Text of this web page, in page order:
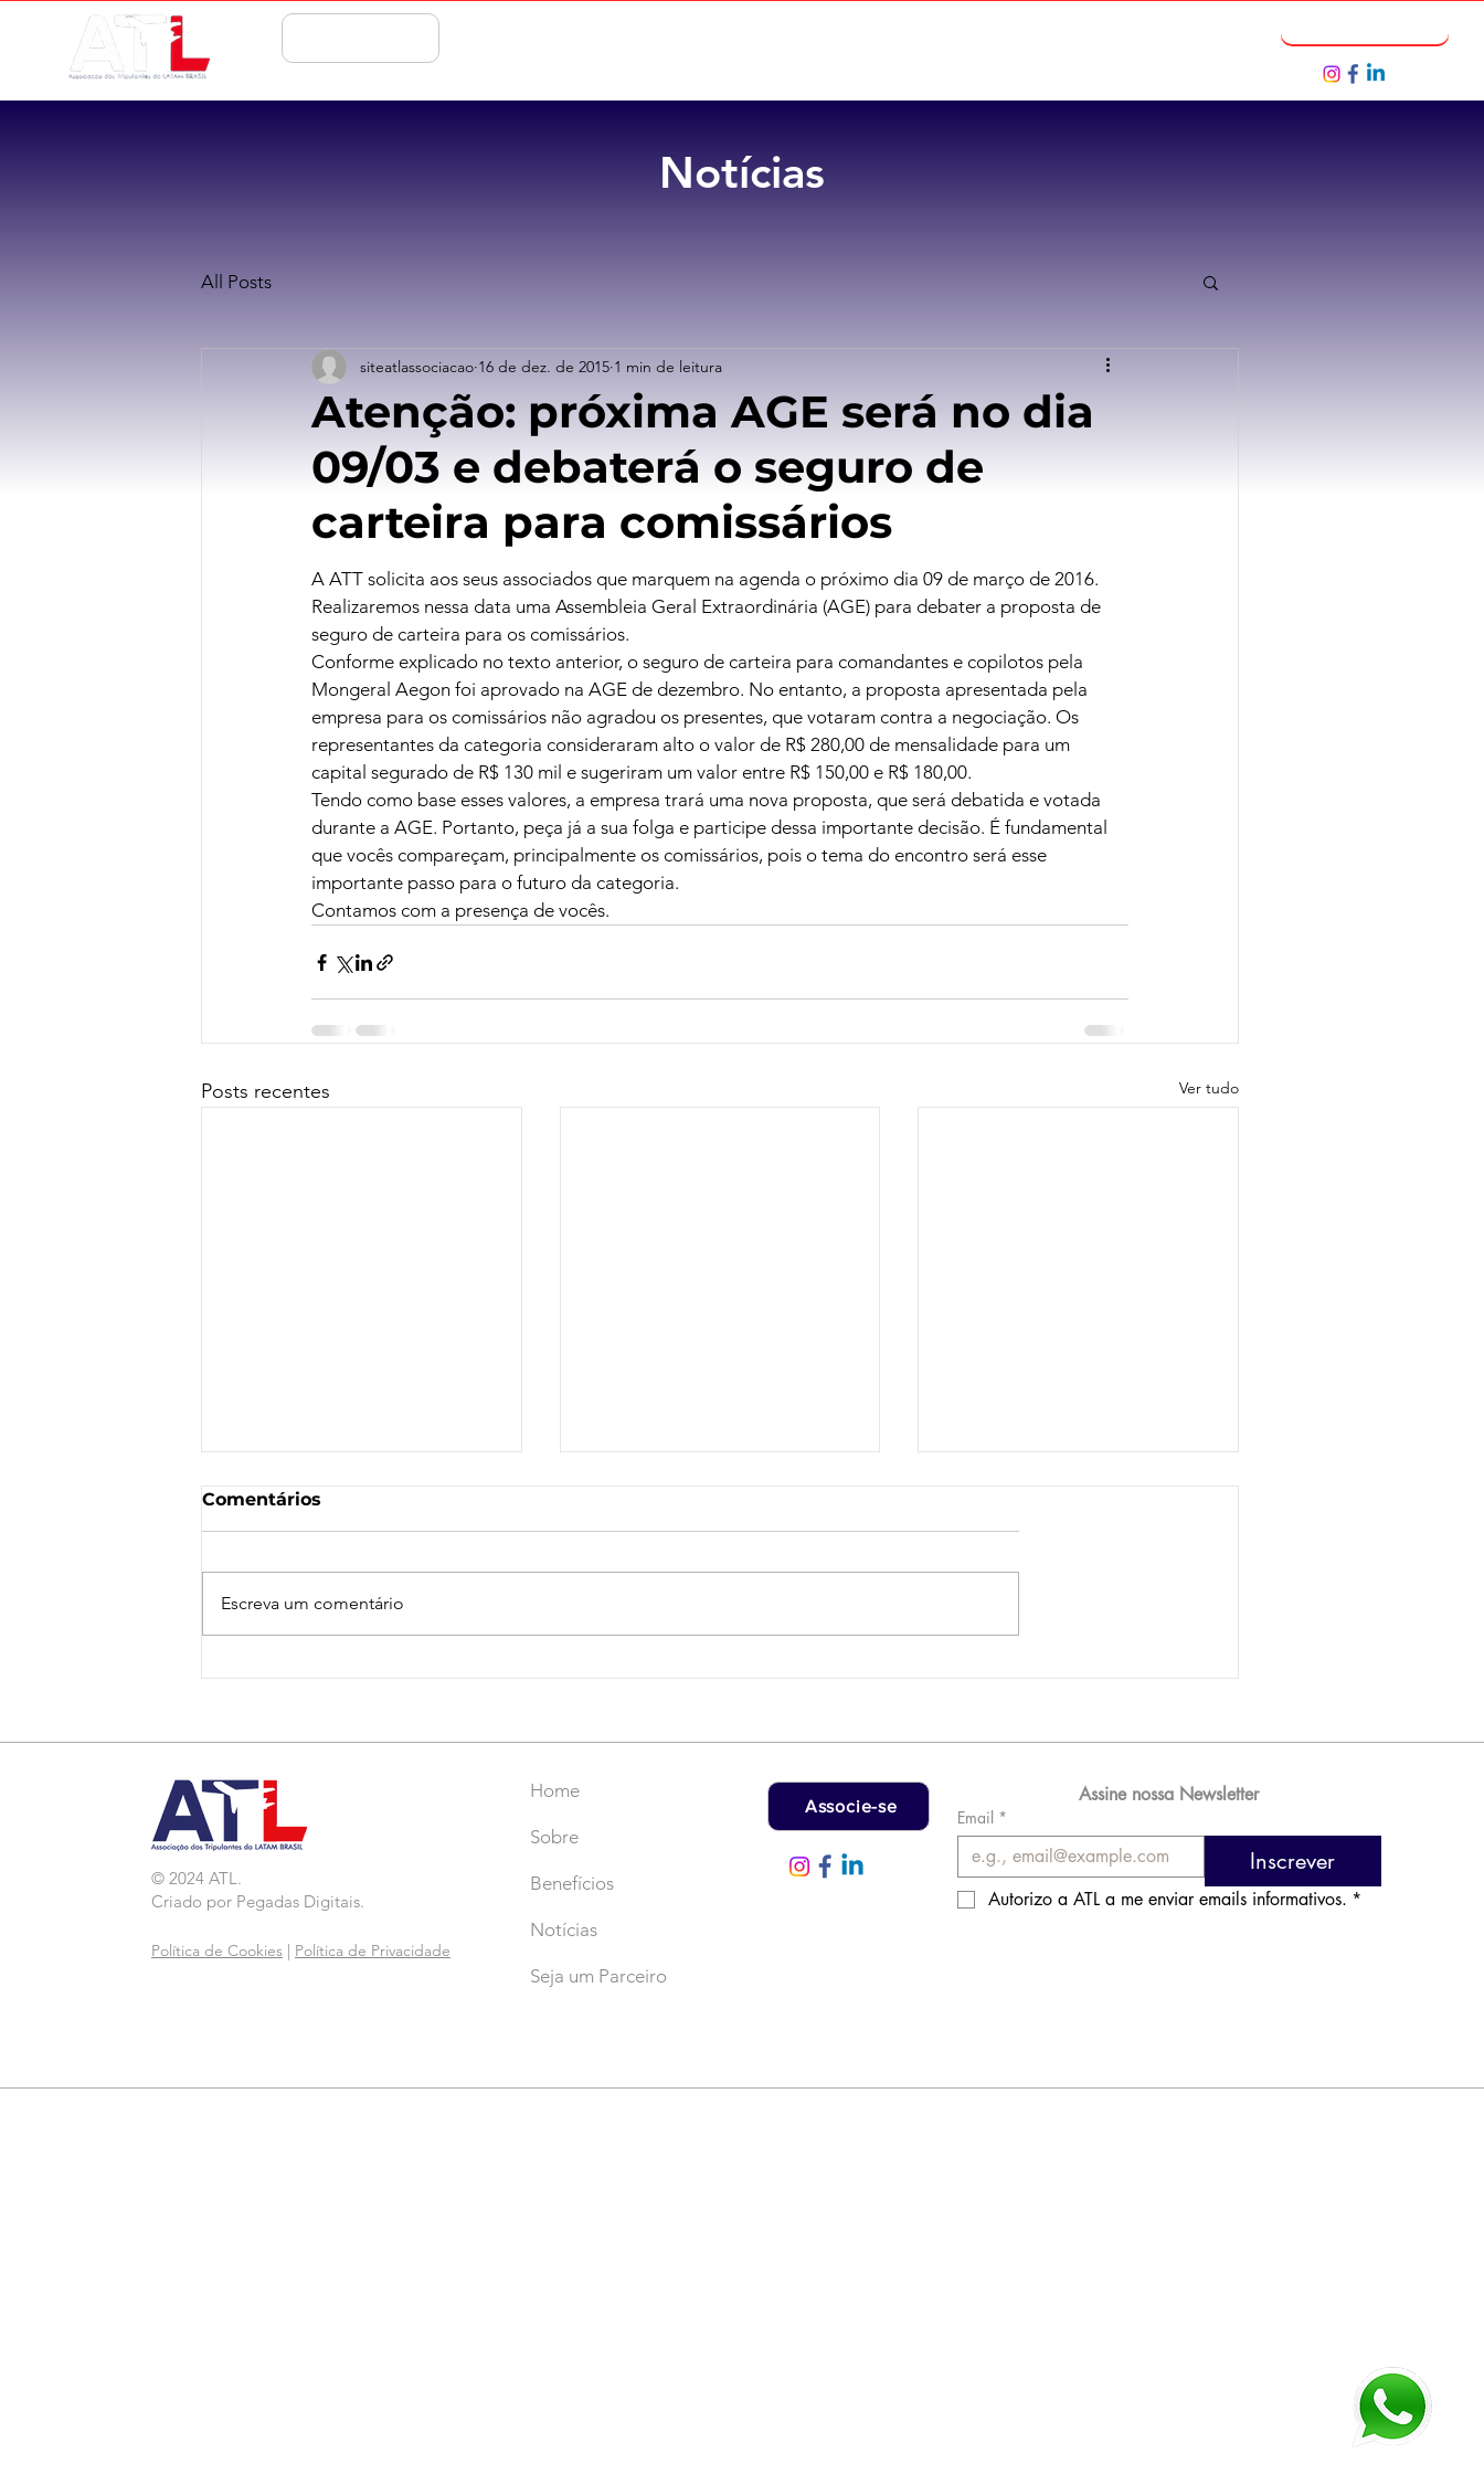
Notícias
All Posts
Atenção: próxima AGE será no dia
09/03 e debaterá o seguro de
carteira para comissários
siteatlassociacao 16 de dez. de 2015 1 min de leitura
A ATT solicita aos seus associados que marquem na agenda o próximo dia 09 de março de 2016.
Realizaremos nessa data uma Assembleia Geral Extraordinária (AGE) para debater a proposta de
seguro de carteira para os comissários.
Conforme explicado no texto anterior, o seguro de carteira para comandantes e copilotos pela
Mongeral Aegon foi aprovado na AGE de dezembro. No entanto, a proposta apresentada pela
empresa para os comissários não agradou os presentes, que votaram contra a negociação. Os
representantes da categoria consideraram alto o valor de R$ 280,00 de mensalidade para um
capital segurado de R$ 130 mil e sugeriram um valor entre R$ 150,00 e R$ 180,00.
Tendo como base esses valores, a empresa trará uma nova proposta, que será debatida e votada
durante a AGE. Portanto, peça já a sua folga e participe dessa importante decisão. É fundamental
que vocês compareçam, principalmente os comissários, pois o tema do encontro será esse
importante passo para o futuro da categoria.
Contamos com a presença de vocês.
Posts recentes Ver tudo
Comentários
Escreva um comentário
© 2024 ATL.
Criado por Pegadas Digitais.
Política de Cookies Política de Privacidade
Home
Sobre
Benefícios
Notícias
Seja um Parceiro
Associe-se
Assine nossa Newsletter
Email *
Inscrever
Autorizo a ATL a me enviar emails informativos. *